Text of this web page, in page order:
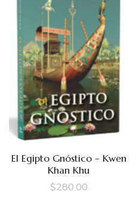
El Egipto Gnóstico – Kwen
Khan Khu
$280.00